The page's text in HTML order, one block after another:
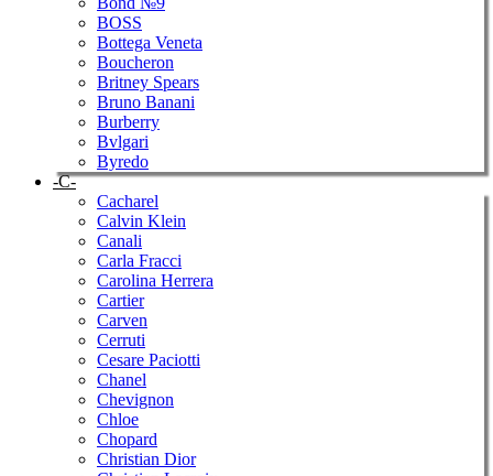
BOSS
Bottega Veneta
Boucheron
Britney Spears
Bruno Banani
Burberry
Bvlgari
Byredo
-C-
Cacharel
Calvin Klein
Canali
Carla Fracci
Carolina Herrera
Cartier
Carven
Cerruti
Cesare Paciotti
Chanel
Chevignon
Chloe
Chopard
Christian Dior